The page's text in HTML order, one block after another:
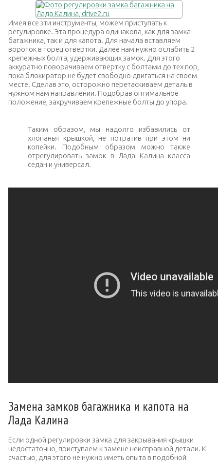
Имея все эти инструменты, можем приступать к
регулировке. Эта процедура одинакова, как для замка
багажника, так и для капота. Для начала вставляем
вороток в торец отвертки. Далее нам нужно ослабить 2
крепежных болта, удерживающих замок. Для этого
аккуратно поворачиваем отвертку с болтами до тех пор,
пока блокиратор не будет свободно двигаться на своем
месте. Сделав это, осторожно перетаскиваем деталь в
нужном нам направлении. Подобрав оптимальное
положение, закручиваем крепежные болты до упора.
Таким образом, мы надолго избавились от
хлопанья крышкой, не потратив при этом ни
копейки. Подобным образом можно также
отрегулировать замок в Лада Калина класса
седан и универсал.
Замена замков багажника и капота на
Лада Калина
Если одной регулировки замка для закрывания крышки
недостаточно, приступаем к замене неисправной детали. К
счастью, для этого не нужно иметь опыта в подобной